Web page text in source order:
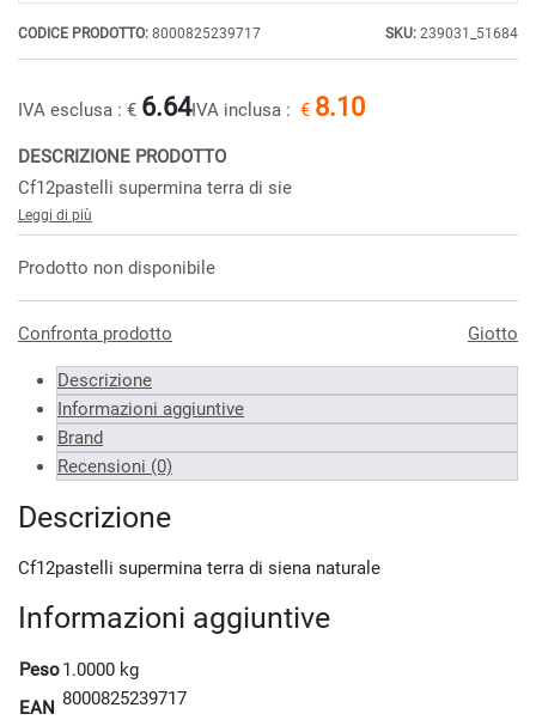
CODICE PRODOTTO: 8000825239717 SKU: 239031_51684
IVA esclusa : € 6.64IVA inclusa : € 8.10
DESCRIZIONE PRODOTTO
Cf12pastelli supermina terra di sie
Leggi di più
Prodotto non disponibile
Confronta prodotto Giotto
Descrizione
Informazioni aggiuntive
Brand
Recensioni (0)
Descrizione
Cf12pastelli supermina terra di siena naturale
Informazioni aggiuntive
Peso1.0000 kg
EAN 8000825239717